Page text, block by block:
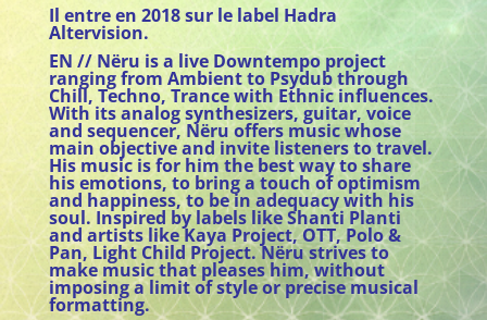
Il entre en 2018 sur le label Hadra
Altervision.
EN // Nëru is a live Downtempo project
ranging from Ambient to Psydub through
Chill, Techno, Trance with Ethnic influences.
With its analog synthesizers, guitar, voice
and sequencer, Nëru offers music whose
main objective and invite listeners to travel.
His music is for him the best way to share
his emotions, to bring a touch of optimism
and happiness, to be in adequacy with his
soul. Inspired by labels like Shanti Planti
and artists like Kaya Project, OTT, Polo &
Pan, Light Child Project. Nëru strives to
make music that pleases him, without
imposing a limit of style or precise musical
formatting.